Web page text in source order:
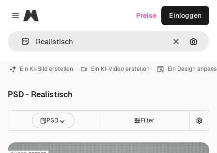
Close menu
Magnific
LöschenNach
Preise Einloggen
Ein KI-Bild erstellen Ein KI-Video erstellen Ein Design
PSD - Realistisch
PSD Filter